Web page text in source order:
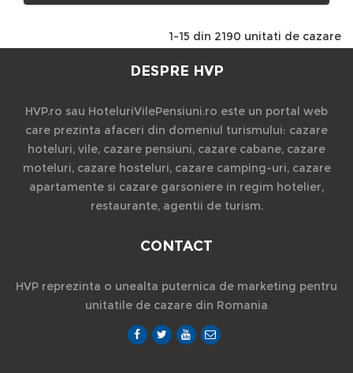
1-15 din 2190 unitati de cazare
DESPRE HVP
HVP.ro sau HoteluriVilePensiuni.ro este un portal web
care prezinta afaceri din domeniul turismului: cazare
hoteluri, vile, cazare pensiuni, cazare cabane, cazare
moteluri, cazare hosteluri, cazare camping-uri, cazare
apartamente si cazare garsoniere in regim hotelier,
restaurante, agentii de turism.
CONTACT
HVP reprezinta o unealta puternica de marketing pentru
unitatile de cazare din Romania